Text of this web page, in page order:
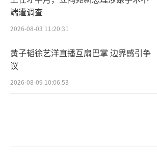
端遭调查
2026-08-03 11:20:31
黄子韬徐艺洋直播互扇巴掌 边界感引争
议
2026-08-09 10:06:53